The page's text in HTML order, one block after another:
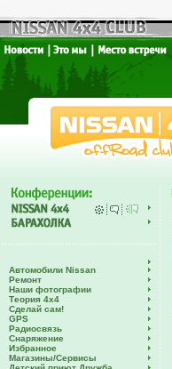
Автомобили Nissan
Ремонт
Наши фотографии
Теория 4х4
Сделай сам!
GPS
Радиосвязь
Снаряжение
Избранное
Магазины/Сервисы